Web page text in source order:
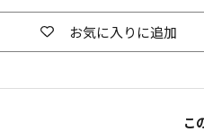
お気に入りに追加
こ